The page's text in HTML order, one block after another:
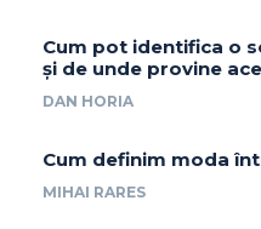
Cum pot identifica o
și de unde provine
DAN HORIA
Cum definim moda
MIHAI RARES